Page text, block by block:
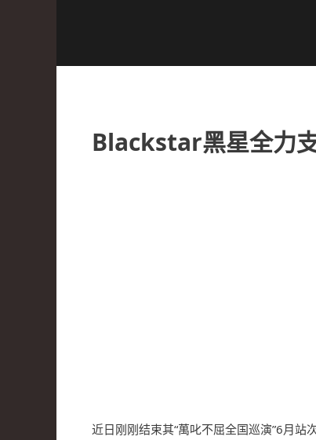
Blackstar黑星全力
近日刚刚结束其“萬叱不屈全国巡演”6月